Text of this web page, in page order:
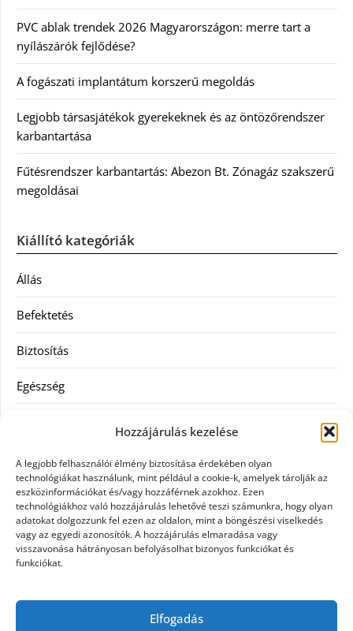
Hozzájárulás kezelése
A legjobb felhasználói élmény biztosítása érdekében olyan
technológiákat használunk, mint például a cookie-k, amelyek tárolják az
eszközinformációkat és/vagy hozzáférnek azokhoz. Ezen
technológiákhoz való hozzájárulás lehetővé teszi számunkra, hogy olyan
adatokat dolgozzunk fel ezen az oldalon, mint a böngészési viselkedés
vagy az egyedi azonosítók. A hozzájárulás elmaradása vagy
visszavonása hátrányosan befolyásolhat bizonyos funkciókat és
funkciókat.
Elfogadás
PVC ablak trendek 2026 Magyarországon: merre tart a
nyílászárók fejlődése?
A fogászati implantátum korszerű megoldás
Legjobb társasjátékok gyerekeknek és az öntözőrendszer
karbantartása
Fűtésrendszer karbantartás: Abezon Bt. Zónagáz szakszerű
megoldásai
Kiállító kategóriák
Állás
Befektetés
Biztosítás
Egészség
Ingatlan
Művészetek és szórakozás
Múzeumok
Szolgáltatás
Szórakozás